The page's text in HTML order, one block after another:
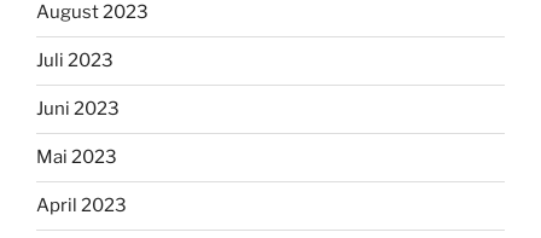
August 2023
Juli 2023
Juni 2023
Mai 2023
April 2023